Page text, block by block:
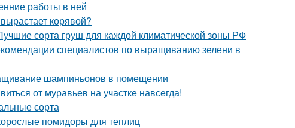
работы в ней
корявой?
сорта груш для каждой климатической зоны РФ
специалистов по выращиванию зелени в
шампиньонов в помещении
от муравьев на участке навсегда!
сорта
помидоры для теплиц